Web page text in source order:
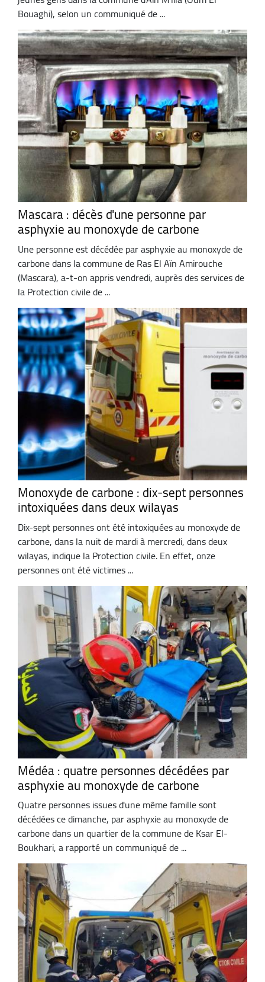
Bouaghi), selon un communiqué de ...
Mascara : décès d'une personne par
asphyxie au monoxyde de carbone
Une personne est décédée par asphyxie au monoxyde de
carbone dans la commune de Ras El Aïn Amirouche
(Mascara), a-t-on appris vendredi, auprès des services de
la Protection civile de ...
Monoxyde de carbone : dix-sept personnes
intoxiquées dans deux wilayas
Dix-sept personnes ont été intoxiquées au monoxyde de
carbone, dans la nuit de mardi à mercredi, dans deux
wilayas, indique la Protection civile. En effet, onze
personnes ont été victimes ...
Médéa : quatre personnes décédées par
asphyxie au monoxyde de carbone
Quatre personnes issues d'une même famille sont
décédées ce dimanche, par asphyxie au monoxyde de
carbone dans un quartier de la commune de Ksar El-
Boukhari, a rapporté un communiqué de ...